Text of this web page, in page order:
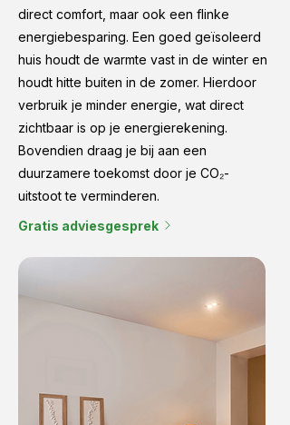
direct comfort, maar ook een flinke
energiebesparing. Een goed geïsoleerd
huis houdt de warmte vast in de winter en
houdt hitte buiten in de zomer. Hierdoor
verbruik je minder energie, wat direct
zichtbaar is op je energierekening.
Bovendien draag je bij aan een
duurzamere toekomst door je CO₂-
uitstoot te verminderen.
Gratis adviesgesprek